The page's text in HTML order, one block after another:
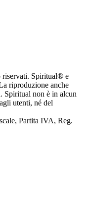
Spiritual® e
riproduzione anche
Spiritual non è in alcun
utenti, né del
Partita IVA, Reg.